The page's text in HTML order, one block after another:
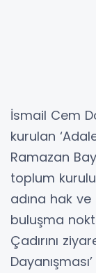
İsmail Cem
kurulan
Ramazan
toplum
adına hak
buluşma
Çadırını